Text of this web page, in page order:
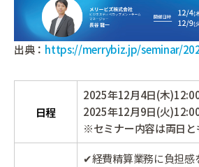
出典： https://merrybiz.jp/seminar/
日程
2025年12月4日(木
2025年12月9日(火
※セミナー内容は両日と
✔経費精算業務に負担感